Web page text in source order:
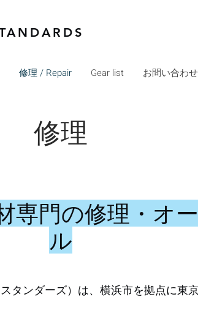
修理 / Repair Gear list お問い合わ
修理
専門の修理・オ
ル
タンダーズ）は、横浜市を拠点に東